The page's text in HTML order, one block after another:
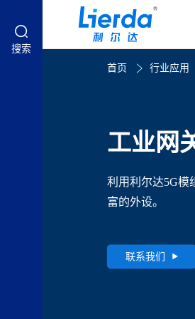
搜索
工业网
利用利尔达5G模
富的外设。
联系我们
首页 行业应用